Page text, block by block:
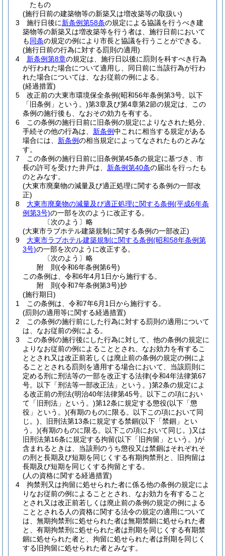
たもの
(施行日前の建築物等の新築又は増改築等の取扱い)
3
施行日後に新条例第58条の規定による協議を行うべき建
築物等の新築又は増改築等を行う者は、施行日前において
も同条の規定の例により市長と協議を行うことができる。
(施行日前の行為に対する罰則の適用)
4
新条例第8章の規定は、施行日以後に罰則を科すべき行為
が行われた場合について適用し、同日前に当該行為が行わ
れた場合については、なお従前の例による。
(経過措置)
5
改正前の大東市環境保全条例(昭和56年条例第3号。以下
「旧条例」という。)第3章及び第4章第2節の規定は、この
条例の施行後も、なおその効力を有する。
6
この条例の施行日前に旧条例の規定によりなされた処分、
手続その他の行為は、 新条例中これに相当する規定がある
場合には、 新条例の相当規定によってなされたものとみな
す。
7
この条例の施行日前に旧条例第45条の規定に基づき、市
長の許可を受けた井戸は、 新条例第40条の届出を行ったも
のとみなす。
(大東市廃棄物の減量及び適正処理に関する条例の一部改
正)
8
大東市廃棄物の減量及び適正処理に関する条例(平成6年条
例第3号)の一部を次のように改正する。
〔次のよう〕略
(大東市ラブホテル建築規制に関する条例の一部改正)
9
大東市ラブホテル建築規制に関する条例(昭和58年条例第
3号)の一部を次のように改正する。
〔次のよう〕略
附 則(令和6年条例第6号)
この条例は、令和6年4月1日から施行する。
附 則(令和7年条例第3号)抄
(施行期日)
1
この条例は、令和7年6月1日から施行する。
(罰則の適用等に関する経過措置)
2
この条例の施行前にした行為に対する罰則の適用について
は、なお従前の例による。
3
この条例の施行後にした行為に対して、他の条例の規定に
よりなお従前の例によることとされ、なお効力を有するこ
ととされ又は改正前若しくは廃止前の条例の規定の例によ
ることとされる罰則を適用する場合において、当該罰則に
定める刑に刑法等の一部を改正する法律(令和4年法律第67
号。以下「刑法等一部改正法」という。)第2条の規定によ
る改正前の刑法(明治40年法律第45号。以下この項におい
て「旧刑法」という。)第12条に規定する懲役(以下「懲
役」という。)(有期のものに限る。以下この項において同
じ。) 、旧刑法第13条に規定する禁錮(以下「禁錮」とい
う。)(有期のものに限る。以下この項において同じ。)又は
旧刑法第16条に規定する拘留(以下「旧拘留」という。)が
含まれるときは、当該刑のうち懲役又は禁錮はそれぞれそ
の刑と長期及び短期を同じくする有期拘禁刑と、旧拘留は
長期及び短期を同じくする拘留とする。
(人の資格に関する経過措置)
4
拘禁刑又は拘留に処せられた者に係る他の条例の規定によ
りなお従前の例によることとされ、なお効力を有すること
とされ又は改正前若しくは廃止前の条例の規定の例による
こととされる人の資格に関する法令の規定の適用について
は、無期拘禁刑に処せられた者は無期禁錮に処せられた者
と、有期拘禁刑に処せられた者は刑期を同じくする有期禁
錮に処せられた者と、拘留に処せられた者は刑期を同じく
する旧拘留に処せられた者とみなす。